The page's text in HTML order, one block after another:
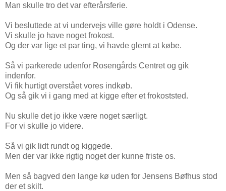
Man skulle tro det var efterårsferie.
Vi besluttede at vi undervejs ville gøre holdt i Odense.
Vi skulle jo have noget frokost.
Og der var lige et par ting, vi havde glemt at købe.
Så vi parkerede udenfor Rosengårds Centret og gik
indenfor.
Vi fik hurtigt overstået vores indkøb.
Og så gik vi i gang med at kigge efter et frokoststed.
Nu skulle det jo ikke være noget særligt.
For vi skulle jo videre.
Så vi gik lidt rundt og kiggede.
Men der var ikke rigtig noget der kunne friste os.
Men så bagved den lange kø uden for Jensens Bøfhus stod
der et skilt.